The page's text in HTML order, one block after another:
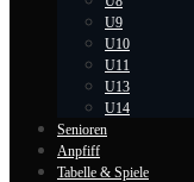
U9
U10
U11
U13
U14
Senioren
Anpfiff
Tabelle & Spiele